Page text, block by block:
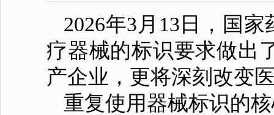
2026年3月13日，国
疗器械的标识要求做出
产企业，更将深刻改变
重复使用器械标识的